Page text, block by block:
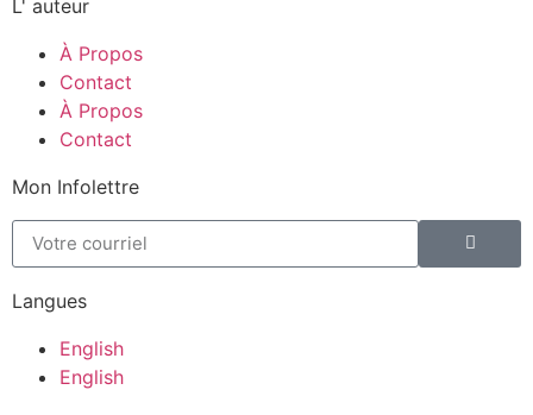
L' auteur
À Propos
Contact
À Propos
Contact
Mon Infolettre
Langues
English
English